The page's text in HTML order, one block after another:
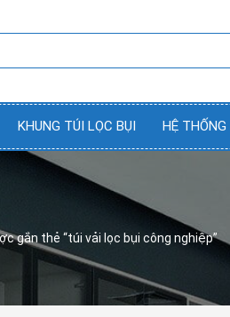
KHUNG TÚI LỌC BỤI HỆ THỐNG
gắn thẻ “túi vải lọc bụi công nghiệp”